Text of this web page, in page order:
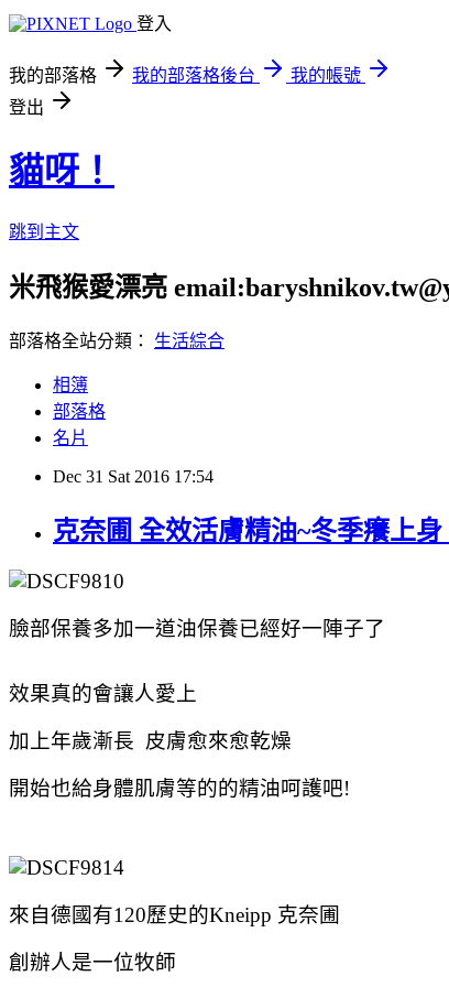
登入
我的部落格 我的部落格後台
我的帳號
登出
貓呀！
跳到主文
米飛猴愛漂亮
部落格全站分類： 生活綜合
相簿
部落格
名片
Dec 31 Sat 2016 17:54
克奈圃 全效活膚精油~冬季癢上
臉部保養多加一道油保養已經好一陣子了
效果真的會讓人愛上
加上年歲漸長 皮膚愈來愈乾燥
開始也給身體肌膚等的的精油呵護吧!
來自德國有120歷史的Kneipp 克奈圃
創辦人是一位牧師